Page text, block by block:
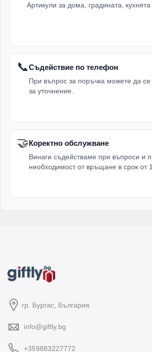
Артикули за дома, градината,
📞Съдействие по телефон
При въпрос за поръчка можете да
за уточнение.
🤝Коректно обслужване
Винаги съдействаме при въпроси и
необходимост от връщане в срок от
гр. Бургас, България
info@giftly.bg
+359883227772